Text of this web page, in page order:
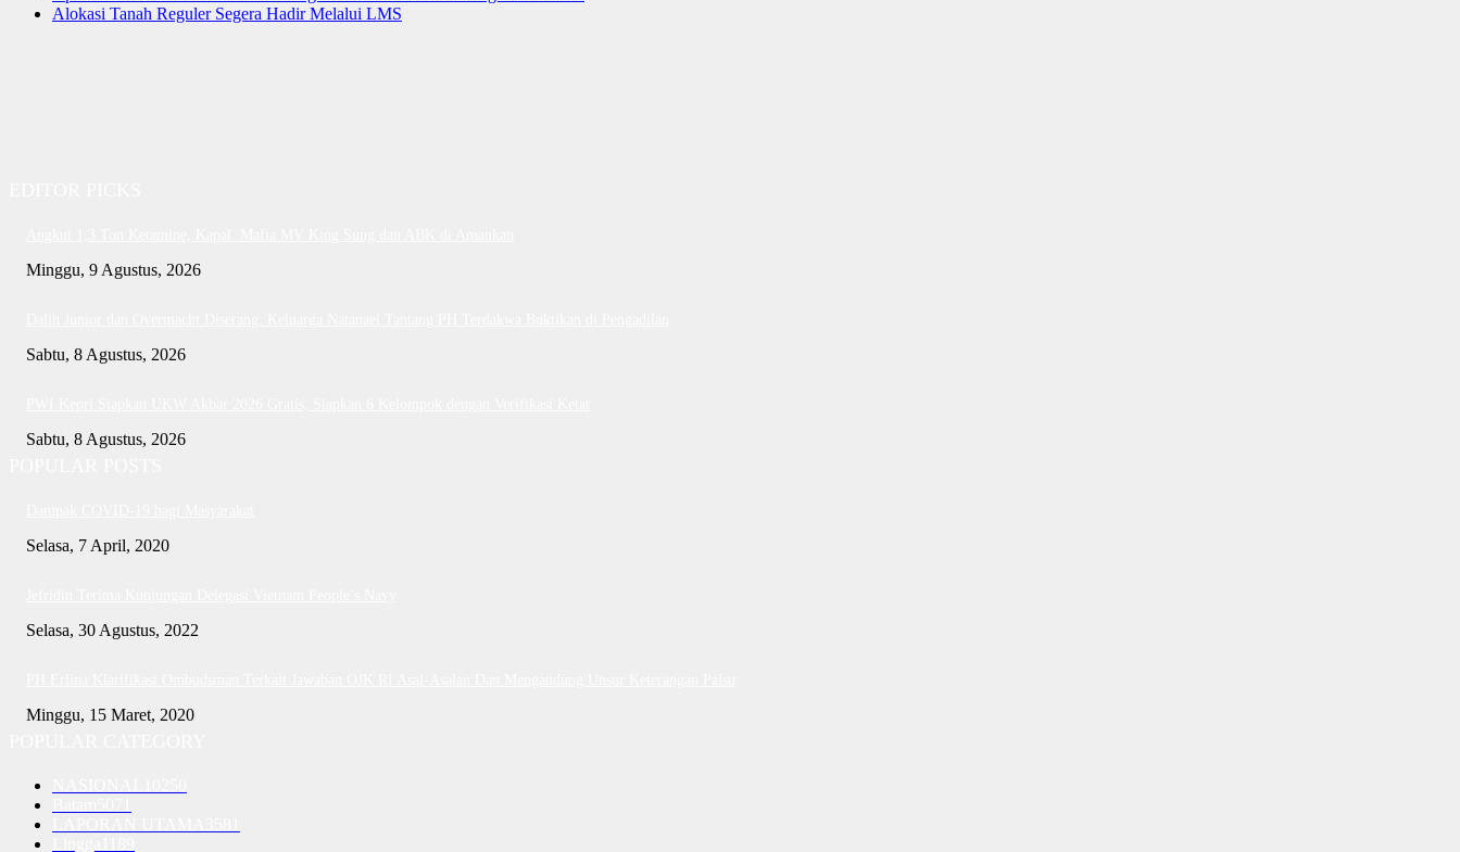
Alokasi Tanah Reguler Segera Hadir Melalui LMS
Minggu, 9 Agustus, 2026
Sabtu, 8 Agustus, 2026
Sabtu, 8 Agustus, 2026
Selasa, 7 April, 2020
Selasa, 30 Agustus, 2022
Minggu, 15 Maret, 2020